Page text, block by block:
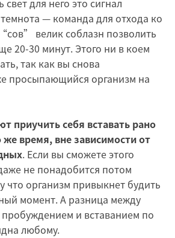
для него это сигнал
— команда для отхода ко
велик соблазн позволить
20-30 минут. Этого ни в коем
так как вы снова
просыпающийся организм на
приучить себя вставать рано
время, вне зависимости от
. Если вы сможете этого
не понадобится потом
что организм привыкнет будить
момент. А разница между
и вставанием по
любому.